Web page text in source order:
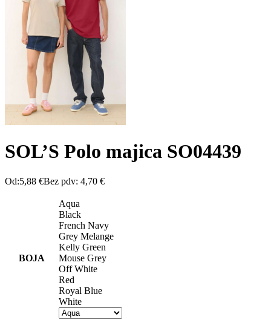
SOL’S Polo majica SO04439
Od:5,88 €Bez pdv: 4,70 €
BOJA
Aqua
Black
French Navy
Grey Melange
Kelly Green
Mouse Grey
Off White
Red
Royal Blue
White